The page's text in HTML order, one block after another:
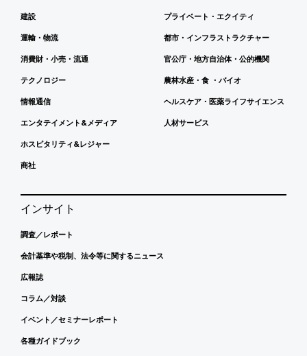
建設
運輸・物流
消費財・小売・流通
テクノロジー
情報通信
エンタテイメント&メディア
ホスピタリティ&レジャー
商社
プライベート・エクイティ
都市・インフラストラクチャー
官公庁・地方自治体・公的機関
農林水産・食 ・バイオ
ヘルスケア・医薬ライフサイエンス
人材サービス
インサイト
調査／レポート
会計基準や税制、法令等に関するニュース
広報誌
コラム／対談
イベント／セミナーレポート
各種ガイドブック